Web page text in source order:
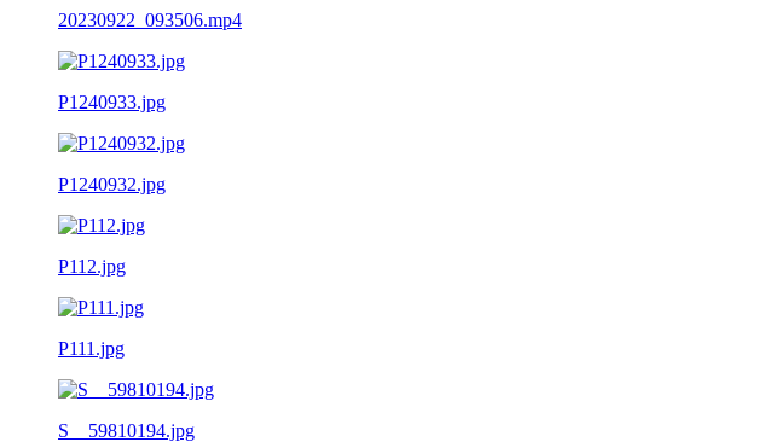
20230922_093506.mp4
P1240933.jpg
P1240932.jpg
P112.jpg
P111.jpg
S__59810194.jpg